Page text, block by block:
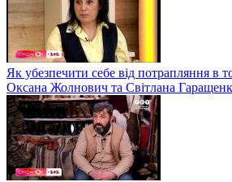
Як убезпечити себе від потрапляння в
Оксана Жолнович та Світлана